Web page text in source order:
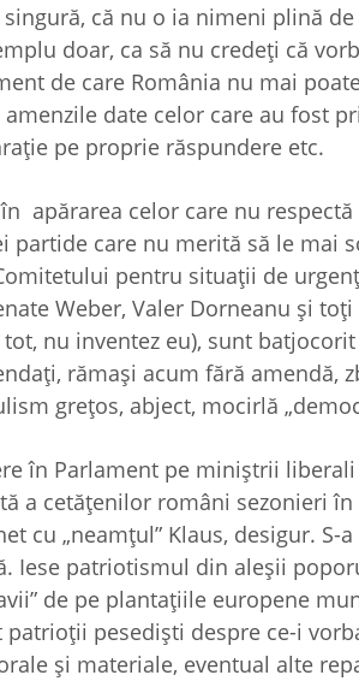
singură, că nu o ia nimeni plină
doar, ca să nu credeţi că
de care România nu mai
date celor care au fost
pe proprie răspundere etc.
apărarea celor care nu respectă
partide care nu merită să le mai
pentru situaţii de
Weber, Valer Dorneanu şi
nu inventez eu), sunt
rămaşi acum fără amendă,
greţos, abject, mocirlă
în Parlament pe miniştrii
a cetăţenilor români sezonieri în
cu „neamţul” Klaus, desigur.
Iese patriotismul din aleşii
de pe plantaţiile europene
pesedişti despre ce-i
şi materiale, eventual alte